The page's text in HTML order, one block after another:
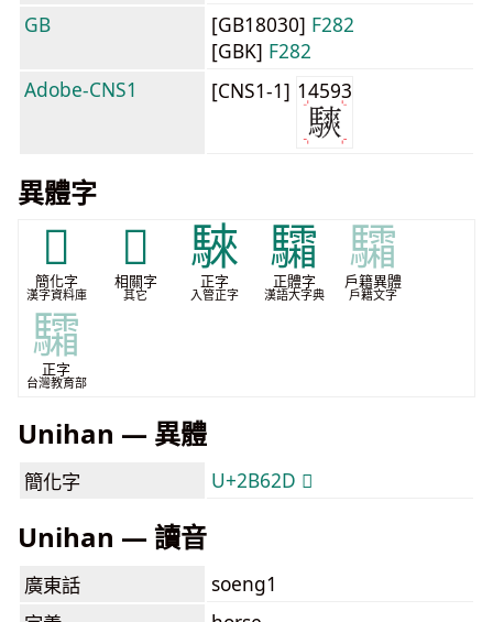
GB
[GB18030] F282
[GBK] F282
Adobe-CNS1
[CNS1-1] 14593
異體字
𫘭
簡化字
漢字資料庫
𱄳
相關字
其它
騋
正字
入管正字
驦
正體字
漢語大字典
驦
戶籍異體
戶籍文字
驦
正字
台灣教育部
Unihan — 異體
簡化字 U+2B62D 𫘭
Unihan — 讀音
廣東話
soeng1